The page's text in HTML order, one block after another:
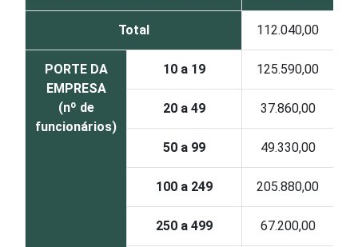
Total 112.040,00
PORTE DA
EMPRESA
(nº de
funcionários)
10 a 19 125.590,00
20 a 49 37.860,00
50 a 99 49.330,00
100 a 249 205.880,00
250 a 499 67.200,00